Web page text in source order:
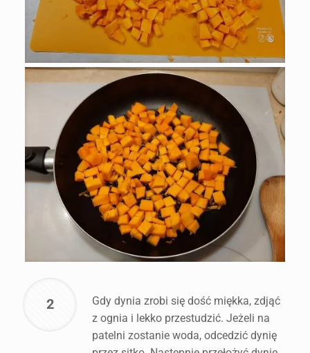
2
Gdy dynia zrobi się dość miękka, zdjąć
z ognia i lekko przestudzić. Jeżeli na
patelni zostanie woda, odcedzić dynię